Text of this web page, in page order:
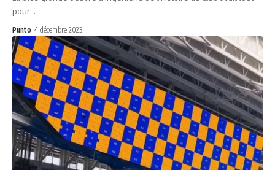
pour…
Punto 4 décembre 2023